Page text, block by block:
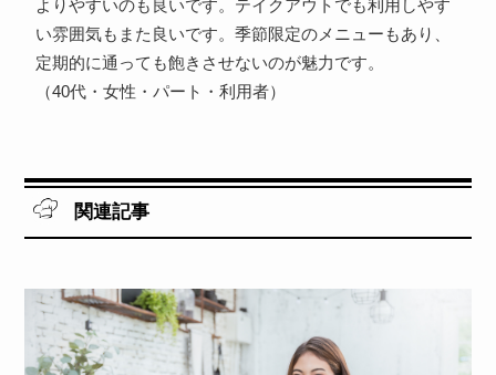
よりやすいのも良いです。テイクアウトでも利用しやす
い雰囲気もまた良いです。季節限定のメニューもあり、
定期的に通っても飽きさせないのが魅力です。
（40代・女性・パート・利用者）
関連記事